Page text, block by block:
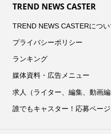
TREND NEWS CASTER
TREND NEWS CASTERについ
プライバシーポリシー
ランキング
媒体資料・広告メニュー
求人（ライター、編集、動画編
誰でもキャスター！応募ページ